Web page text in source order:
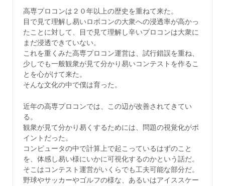
高専プロコンは２０年以上の歴史を重ねて来た。
目で見て理解し易いロボコンの大衆への浸透率が高かっ
たことに対して、目で見て理解し辛いプロコンは大衆に
まだ浸透できていない。
これを重くみた高専プロコン運営は、試行錯誤を重ね、
少しでも一般観衆が見て分かり易いコンテストを作るこ
とを心がけて来た。
そんな文化の中で僕は育った。
近年の高専プロコンでは、この辺が改善されてきてい
る。
観衆が見て分かり易くするためには、問題の視覚化がポ
イントだった。
コンピュータの中で計算上で起こっているはずのこと
を、体感し易い様にいかに可視化するのかという話だ。
そこはコンテスト運営がいくらでも工夫可能な部分だ。
野球やサッカーやゴルフの様な、あるいはアイススケー